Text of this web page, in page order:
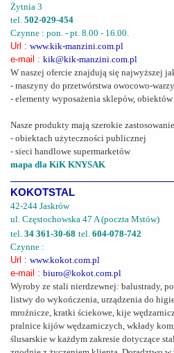
Żytnia 3
tel. 502-029-454
Czynne : pon. - pt. 8.00 - 16.00.
Url : www.kik-manzini.com.pl
e-mail : kik@kik-manzini.com.pl
W naszej ofercie znajdują się najwyższej
- maszyny do przetwórstwa owocowo-
- elementy wyposażenia sklepów,
Nasze produkty mają szerokie
- obiektach użyteczności publicznej
- sieci handlowe supermarketów
mapa dla KiK KNYSAK
KOKOTSTAL
42-244 Jaskrów
ul. Częstochowska 47 A (poczta Mstów)
tel. 34 361-30-68 tel. 604-078-742
Czynne :
Url : www.kokot.com.pl
e-mail : biuro@kokot.com.pl
Wyroby ze stali nierdzewnej: balustrady,
listwy do wykończenia, urządzenia do
mroźnicze, kratki ściekowe, kije
pralnice kijów wędzarniczych, wkłady
ślusarskie w każdym zakresie dotyczące